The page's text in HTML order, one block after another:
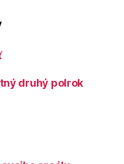
druhý polrok